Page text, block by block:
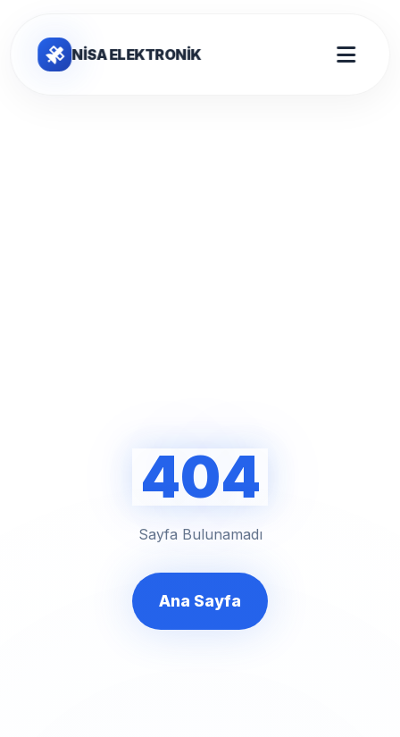
NİSA ELEKTRONİK
404
Sayfa Bulunamadı
Ana Sayfa